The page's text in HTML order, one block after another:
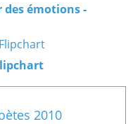
des émotions -
2010